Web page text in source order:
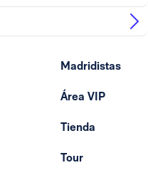
Madridistas
Área VIP
Tienda
Tour